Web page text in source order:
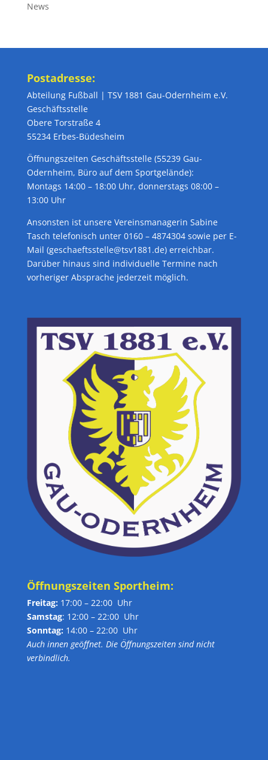
News
Postadresse:
Abteilung Fußball | TSV 1881 Gau-Odernheim e.V.
Geschäftsstelle
Obere Torstraße 4
55234 Erbes-Büdesheim
Öffnungszeiten Geschäftsstelle (55239 Gau-
Odernheim, Büro auf dem Sportgelände):
Montags 14:00 – 18:00 Uhr, donnerstags 08:00 –
13:00 Uhr
Ansonsten ist unsere Vereinsmanagerin Sabine
Tasch telefonisch unter 0160 – 4874304 sowie per E-
Mail (geschaeftsstelle@tsv1881.de) erreichbar.
Darüber hinaus sind individuelle Termine nach
vorheriger Absprache jederzeit möglich.
Öffnungszeiten Sportheim:
Freitag: 17:00 – 22:00 Uhr
Samstag: 12:00 – 22:00 Uhr
Sonntag: 14:00 – 22:00 Uhr
Auch innen geöffnet. Die Öffnungszeiten sind nicht
verbindlich.